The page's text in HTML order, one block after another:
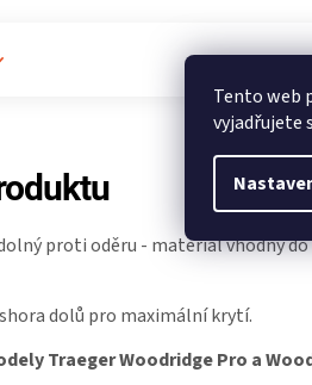
Tento web
vyjadřujete
proti oděru - materiál vhodný
dolů pro maximální krytí.
Traeger Woodridge Pro a